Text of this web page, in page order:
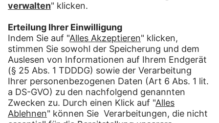
100 mm x 70 mm
Höchstmaße L x B:
235 mm x 125 mm x 10 mm
Format:
Großbrief
Mindestmaße L x B:
100 mm x 70 mm